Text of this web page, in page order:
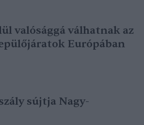
valósággá válhatnak az
Európában
sújtja Nagy-